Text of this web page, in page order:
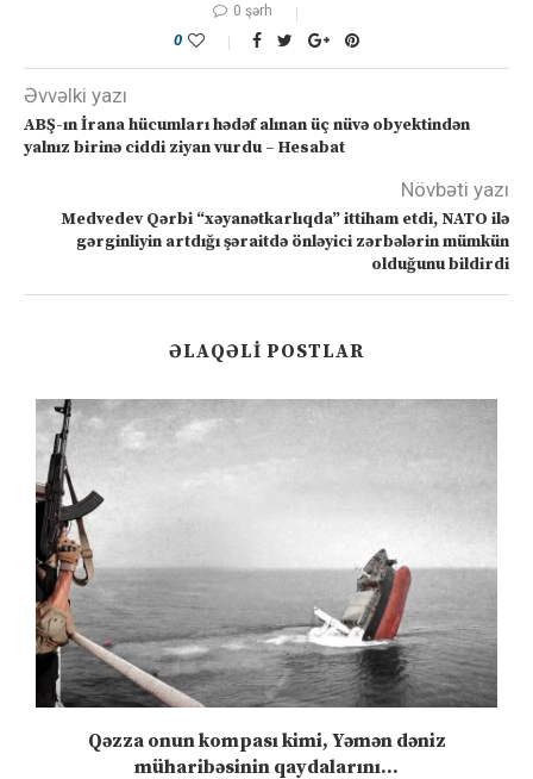
0 şərh
0
Əvvəlki yazı
ABŞ-ın İrana hücumları hədəf alınan üç nüvə obyektindən
yalnız birinə ciddi ziyan vurdu – Hesabat
Növbəti yazı
Medvedev Qərbi “xəyanətkarlıqda” ittiham etdi, NATO ilə
gərginliyin artdığı şəraitdə önləyici zərbələrin mümkün
olduğunu bildirdi
ƏLAQƏLI POSTLAR
Qəzza onun kompası kimi, Yəmən dəniz
müharibəsinin qaydalarını...